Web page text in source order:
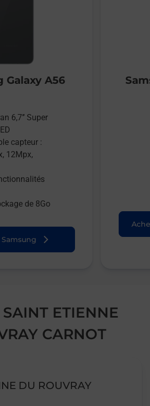
Galaxy A56
6,7’’ Super
capteur :
12Mpx,
de 8Go
ETIENNE
CARNOT
DU ROUVRAY